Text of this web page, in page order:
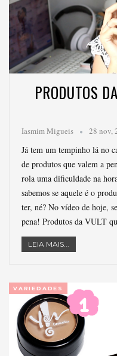
PRODUTOS
Iasmim Migueis 28 nov,
Já tem um tempinho lá no
de produtos que valem a
rola uma dificuldade na
sabemos se aquele é o
ter, né? No vídeo de hoje,
pena! Produtos da VULT
LEIA MAIS...
VARIEDADES